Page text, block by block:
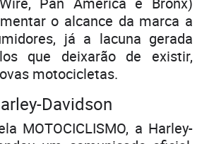
o alcance da marca a
já a lacuna gerada
que deixarão de existir,
motocicletas.
Davidson
MOTOCICLISMO, a Harley-